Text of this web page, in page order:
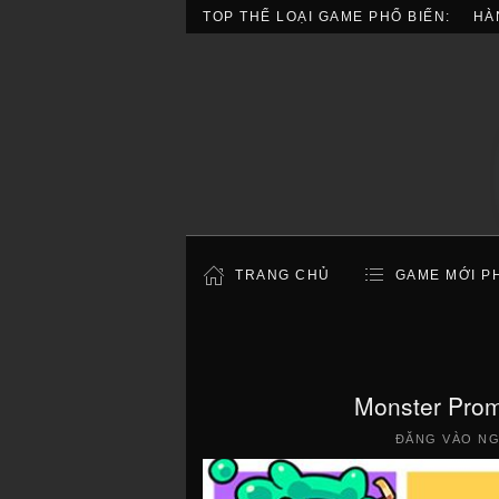
TOP THỂ LOẠI GAME PHỔ BIẾN:
TRANG CHỦ GAME MỚI
Monster
ĐĂNG VÀO